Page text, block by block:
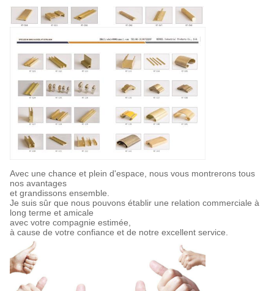
Avec une chance et plein d'espace, nous vous montrerons tous
nos avantages
et grandissons ensemble.
Je suis sûr que nous pouvons établir une relation commerciale à
long terme et amicale
avec votre compagnie estimée,
à cause de votre confiance et de notre excellent service.